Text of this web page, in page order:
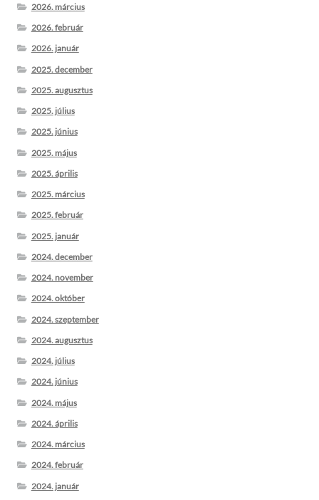
2026. március
2026. február
2026. január
2025. december
2025. augusztus
2025. július
2025. június
2025. május
2025. április
2025. március
2025. február
2025. január
2024. december
2024. november
2024. október
2024. szeptember
2024. augusztus
2024. július
2024. június
2024. május
2024. április
2024. március
2024. február
2024. január